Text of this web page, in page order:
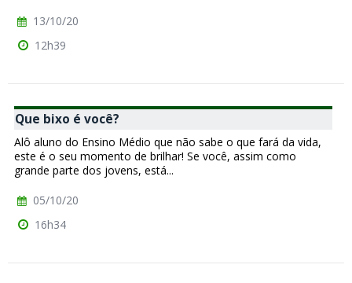
13/10/20
12h39
Que bixo é você?
Alô aluno do Ensino Médio que não sabe o que fará da vida,
este é o seu momento de brilhar! Se você, assim como
grande parte dos jovens, está...
05/10/20
16h34